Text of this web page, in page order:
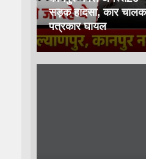
सड़क हादसा, कार चालक
पत्रकार घायल